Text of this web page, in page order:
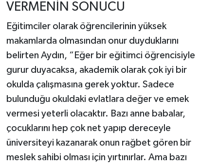
VERMENİN SONUCU
Eğitimciler olarak öğrencilerinin yüksek
makamlarda olmasından onur duyduklarını
belirten Aydın, “Eğer bir eğitimci öğrencisiyle
gurur duyacaksa, akademik olarak çok iyi bir
okulda çalışmasına gerek yoktur. Sadece
bulunduğu okuldaki evlatlara değer ve emek
vermesi yeterli olacaktır. Bazı anne babalar,
çocuklarını hep çok net yapıp dereceyle
üniversiteyi kazanarak onun rağbet gören bir
meslek sahibi olması için yırtınırlar. Ama bazı